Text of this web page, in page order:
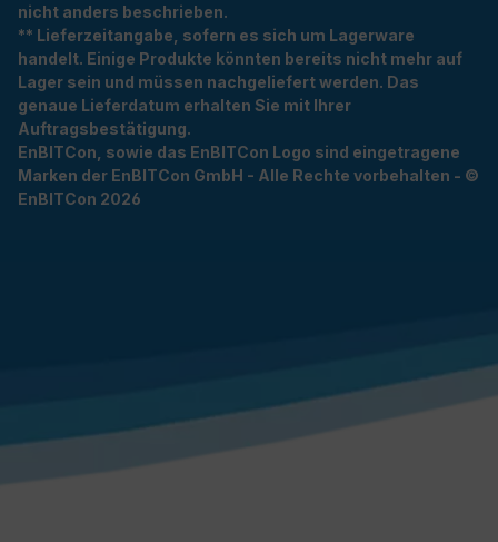
nicht anders beschrieben.
** Lieferzeitangabe, sofern es sich um Lagerware
handelt. Einige Produkte könnten bereits nicht mehr auf
Lager sein und müssen nachgeliefert werden. Das
genaue Lieferdatum erhalten Sie mit Ihrer
Auftragsbestätigung.
EnBITCon, sowie das EnBITCon Logo sind eingetragene
Marken der EnBITCon GmbH - Alle Rechte vorbehalten - ©
EnBITCon 2026